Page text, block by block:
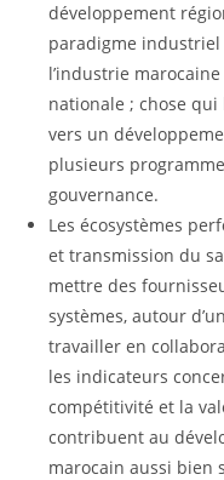
développement
paradigme
l’industrie
nationale ; chose
vers un
plusieurs
gouvernance.
Les écosystèmes
et transmission du
mettre des
systèmes, autour
travailler en
les indicateurs
compétitivité et la
contribuent au
marocain aussi bien